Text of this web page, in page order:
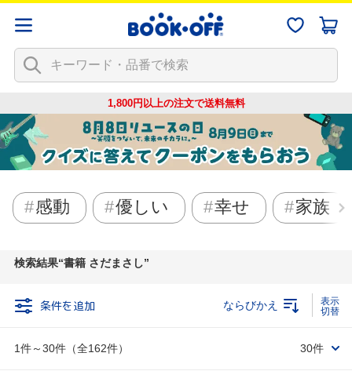
1,800円以上の注文で送料無料
感動 優しい 幸せ 家族
検索結果 書籍 さだまさし
条件を追加
1件～30件（全162件）
ならびかえ
30件